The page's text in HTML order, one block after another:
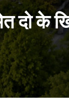
दो के